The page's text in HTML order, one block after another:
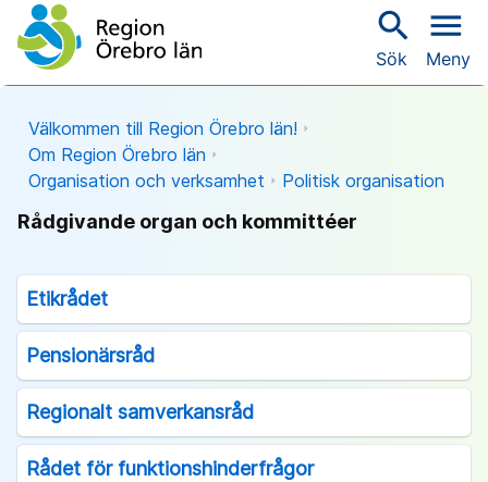
search
Sök
menu
Meny
Välkommen till Region Örebro län!
Om Region Örebro län
Organisation och verksamhet
Politisk organisation
Rådgivande organ och kommittéer
Etikrådet
Pensionärsråd
Regionalt samverkansråd
Rådet för funktionshinderfrågor